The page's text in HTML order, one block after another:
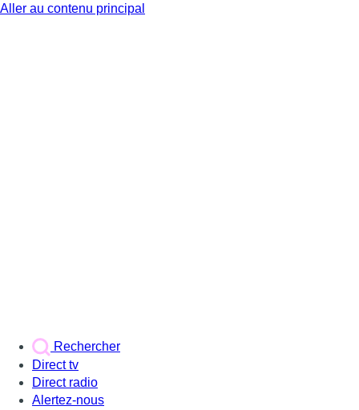
Aller au contenu principal
Rechercher
Direct tv
Direct radio
Alertez-nous